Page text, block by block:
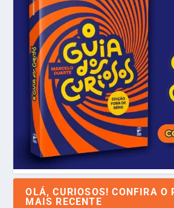
OLÁ, CURIOSOS! CONFIRA O
MAIS RECENTE